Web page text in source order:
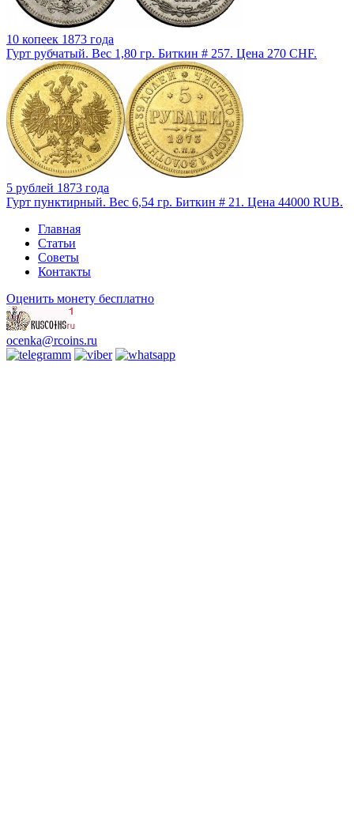
10 копеек 1873 года
Гурт рубчатый. Вес 1,80 гр. Биткин # 257. Цена 270 CHF.
5 рублей 1873 года
Гурт пунктирный. Вес 6,54 гр. Биткин # 21. Цена 44000 RUB.
Главная
Статьи
Советы
Контакты
Оценить монету бесплатно
ocenka@rcoins.ru